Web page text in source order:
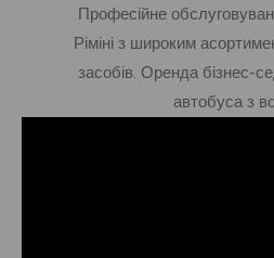
Професійне
Ріміні з широким
засобів. Оренда бізнес-
автобуса з